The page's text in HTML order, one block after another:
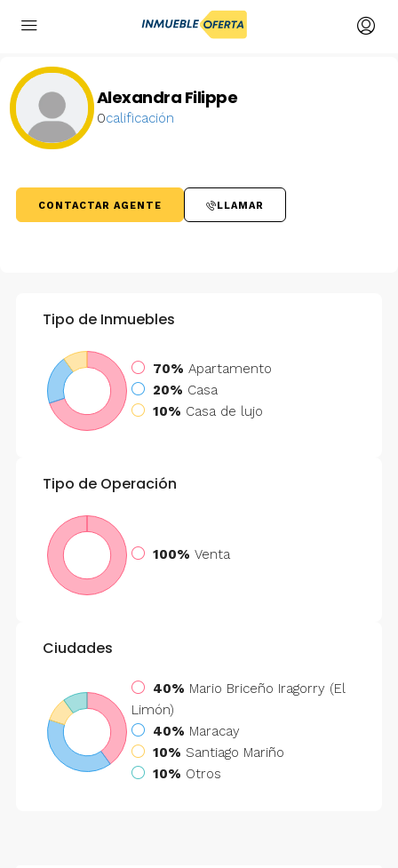
Alexandra Filippe
0calificación
CONTACTAR AGENTE LLAMAR
Tipo de Inmuebles
70% Apartamento
20% Casa
10% Casa de lujo
Tipo de Operación
100% Venta
Ciudades
40% Mario Briceño Iragorry (El
Limón)
40% Maracay
10% Santiago Mariño
10% Otros